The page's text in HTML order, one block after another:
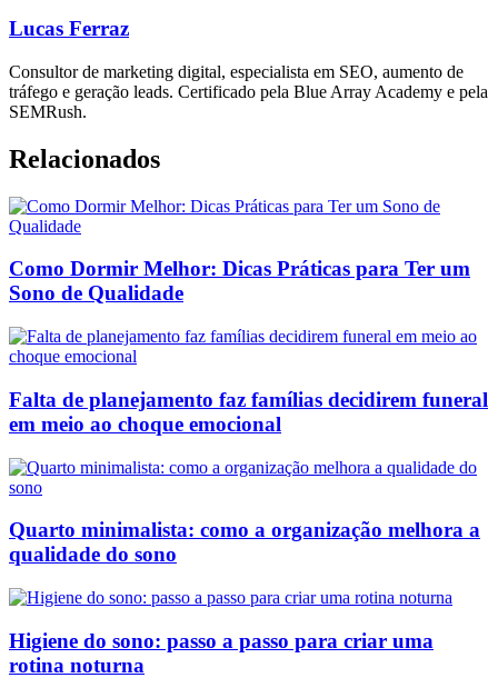
Lucas Ferraz
Consultor de marketing digital, especialista em SEO, aumento de
tráfego e geração leads. Certificado pela Blue Array Academy e pela
SEMRush.
Relacionados
Como Dormir Melhor: Dicas Práticas para Ter um
Sono de Qualidade
Falta de planejamento faz famílias decidirem funeral
em meio ao choque emocional
Quarto minimalista: como a organização melhora a
qualidade do sono
Higiene do sono: passo a passo para criar uma
rotina noturna